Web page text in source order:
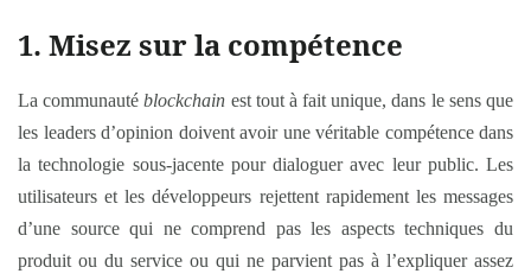
1. Misez sur la compétence
La communautéblockchain est tout à fait unique, dans le sens que
les leaders d’opinion doivent avoir une véritable compétence dans
la technologie sous-jacente pour dialoguer avec leur public. Les
utilisateurs et les développeurs rejettent rapidement les messages
d’une source qui ne comprend pas les aspects techniques du
produit ou du service ou qui ne parvient pas à l’expliquer assez